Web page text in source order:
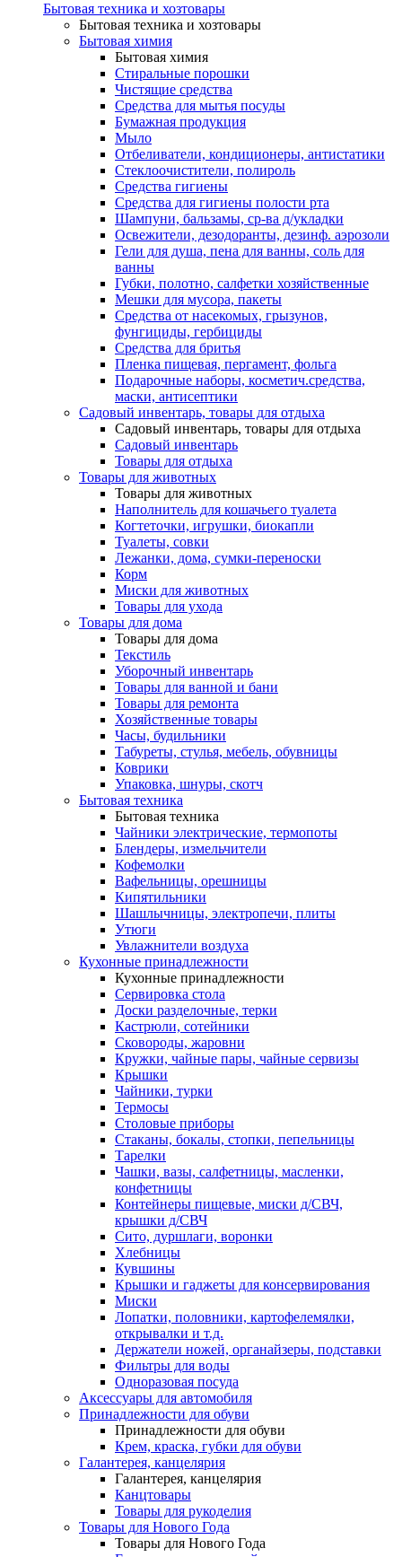
Бытовая техника и хозтовары
Бытовая техника и хозтовары
Бытовая химия
Бытовая химия
Стиральные порошки
Чистящие средства
Средства для мытья посуды
Бумажная продукция
Мыло
Отбеливатели, кондиционеры, антистатики
Стеклоочистители, полироль
Средства гигиены
Средства для гигиены полости рта
Шампуни, бальзамы, ср-ва д/укладки
Освежители, дезодоранты, дезинф. аэрозоли
Гели для душа, пена для ванны, соль для
ванны
Губки, полотно, салфетки хозяйственные
Мешки для мусора, пакеты
Средства от насекомых, грызунов,
фунгициды, гербициды
Средства для бритья
Пленка пищевая, пергамент, фольга
Подарочные наборы, косметич.средства,
маски, антисептики
Садовый инвентарь, товары для отдыха
Садовый инвентарь, товары для отдыха
Садовый инвентарь
Товары для отдыха
Товары для животных
Товары для животных
Наполнитель для кошачьего туалета
Когтеточки, игрушки, биокапли
Туалеты, совки
Лежанки, дома, сумки-переноски
Корм
Миски для животных
Товары для ухода
Товары для дома
Товары для дома
Текстиль
Уборочный инвентарь
Товары для ванной и бани
Товары для ремонта
Хозяйственные товары
Часы, будильники
Табуреты, стулья, мебель, обувницы
Коврики
Упаковка, шнуры, скотч
Бытовая техника
Бытовая техника
Чайники электрические, термопоты
Блендеры, измельчители
Кофемолки
Вафельницы, орешницы
Кипятильники
Шашлычницы, электропечи, плиты
Утюги
Увлажнители воздуха
Кухонные принадлежности
Кухонные принадлежности
Сервировка стола
Доски разделочные, терки
Кастрюли, сотейники
Сковороды, жаровни
Кружки, чайные пары, чайные сервизы
Крышки
Чайники, турки
Термосы
Столовые приборы
Стаканы, бокалы, стопки, пепельницы
Тарелки
Чашки, вазы, салфетницы, масленки,
конфетницы
Контейнеры пищевые, миски д/СВЧ,
крышки д/СВЧ
Сито, дуршлаги, воронки
Хлебницы
Кувшины
Крышки и гаджеты для консервирования
Миски
Лопатки, половники, картофелемялки,
открывалки и т.д.
Держатели ножей, органайзеры, подставки
Фильтры для воды
Одноразовая посуда
Аксессуары для автомобиля
Принадлежности для обуви
Принадлежности для обуви
Крем, краска, губки для обуви
Галантерея, канцелярия
Галантерея, канцелярия
Канцтовары
Товары для рукоделия
Товары для Нового Года
Товары для Нового Года